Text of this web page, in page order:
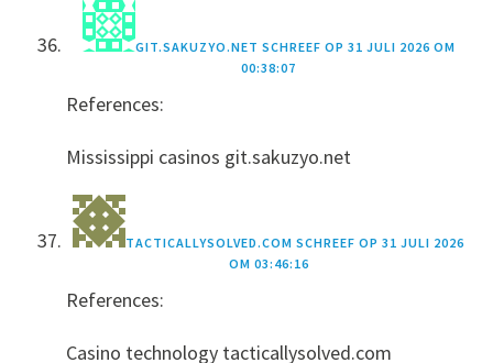
GIT.SAKUZYO.NET SCHREEF OP 31 JULI 2026 OM
00:38:07
References:
Mississippi casinos git.sakuzyo.net
TACTICALLYSOLVED.COM SCHREEF OP 31 JULI 2026
OM 03:46:16
References:
Casino technology tacticallysolved.com